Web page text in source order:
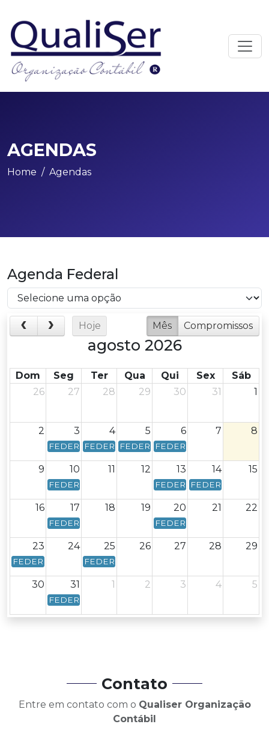
AGENDAS
Home Agendas
Agenda Federal
Hoje Mês Compromissos
agosto 2026
Dom Seg Ter Qua Qui Sex
Sáb
26
27 28 29 30 31 1
2 3 4 5 6 7 8
FEDERAL - Calendário Federal - Data de
FEDERAL - Calendário Federal - Data de
FEDERAL - Calendário Federal -
FEDERAL - Calendário
9 10 11 12 13 14 15
FEDERAL - Calendário Federal - Data de
FEDERAL - Calendário
FEDERAL -
16 17 18 19 20 21 22
FEDERAL - Calendário Federal - Data de
FEDERAL - Calendário
23 24 25 26 27 28 29
FEDERAL - Calendário Federal - Data de vencimento: Dia
FEDERAL - Calendário Federal - Data de
30 31 1 2 3 4 5
FEDERAL - Calendário Federal - Data de
Contato
Entre em contato com o Qualiser Organização
Contábil